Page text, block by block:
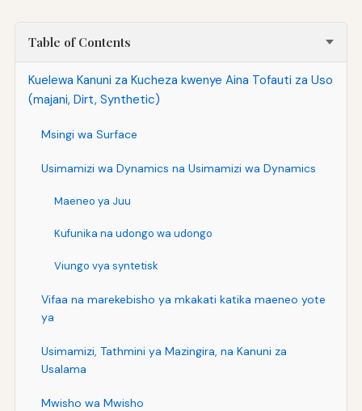
Table of Contents
Kuelewa Kanuni za Kucheza kwenye Aina Tofauti za Uso
(majani, Dirt, Synthetic)
Msingi wa Surface
Usimamizi wa Dynamics na Usimamizi wa Dynamics
Maeneo ya Juu
Kufunika na udongo wa udongo
Viungo vya syntetisk
Vifaa na marekebisho ya mkakati katika maeneo yote
ya
Usimamizi, Tathmini ya Mazingira, na Kanuni za
Usalama
Mwisho wa Mwisho